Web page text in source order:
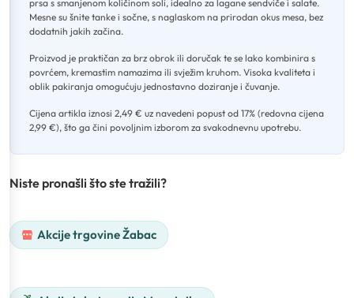
prsa s smanjenom količinom soli, idealno za lagane sendviče i salate.
Mesne su šnite tanke i sočne, s naglaskom na prirodan okus mesa, bez
dodatnih jakih začina.
Proizvod je praktičan za brz obrok ili doručak te se lako kombinira s
povrćem, kremastim namazima ili svježim kruhom. Visoka kvaliteta i
oblik pakiranja omogućuju jednostavno doziranje i čuvanje.
Cijena artikla iznosi 2,49 € uz navedeni popust od 17% (redovna cijena
2,99 €), što ga čini povoljnim izborom za svakodnevnu upotrebu.
Niste pronašli što ste tražili?
Akcije trgovine Žabac